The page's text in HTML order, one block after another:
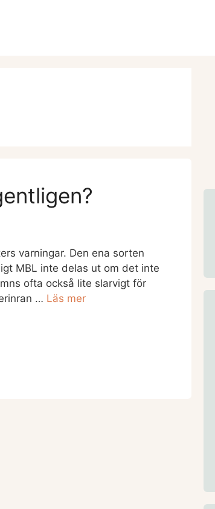
varningar. Den ena sorten
MBL inte delas ut om det inte
ofta också lite slarvigt för
… Läs mer